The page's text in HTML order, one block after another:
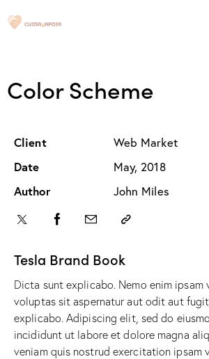
Color Scheme
Tesla Brand Book
Dicta sunt explicabo. Nemo enim ipsam
voluptas sit aspernatur aut odit aut
explicabo. Adipiscing elit, sed do
incididunt ut labore et dolore magna
veniam quis nostrud exercitation ipsam
Client Web Market
Date May, 2018
Author John Miles